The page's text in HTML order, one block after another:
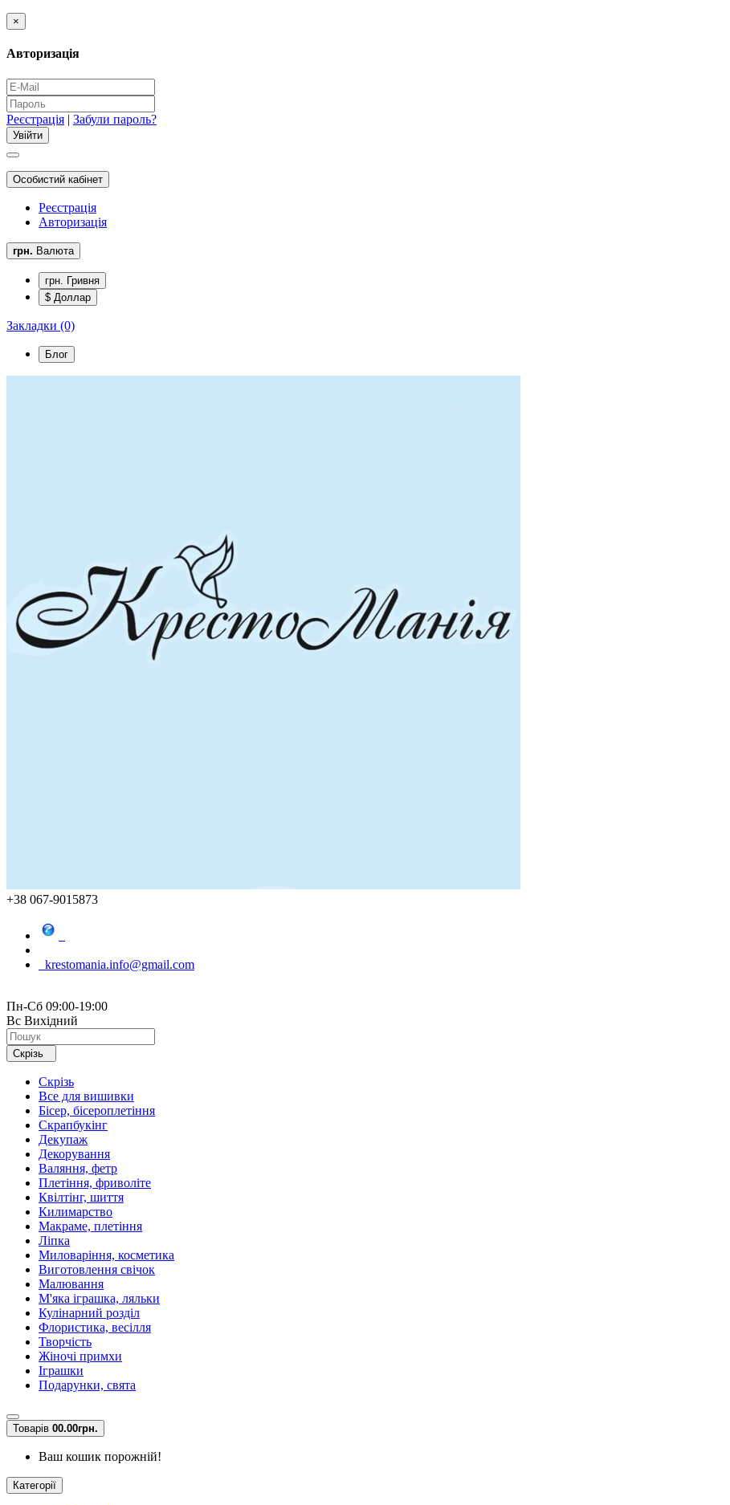
×
Авторизація
Реєстрація | Забули пароль?
Особистий кабінет
Реєстрація
Авторизація
грн. Валюта
грн. Гривня
$ Доллар
Закладки (0)
Блог
+38 067-9015873
krestomania.info@gmail.com
Пн-Сб 09:00-19:00
Вс Вихідний
Скрізь
Скрізь
Все для вишивки
Бісер, бісероплетіння
Скрапбукінг
Декупаж
Декорування
Валяння, фетр
Плетіння, фриволіте
Квілтінг, шиття
Килимарство
Макраме, плетіння
Ліпка
Миловаріння, косметика
Виготовлення свічок
Малювання
М'яка іграшка, ляльки
Кулінарний розділ
Флористика, весілля
Творчість
Жіночі примхи
Іграшки
Подарунки, свята
Товарів 00.00грн.
Ваш кошик порожній!
Категорії